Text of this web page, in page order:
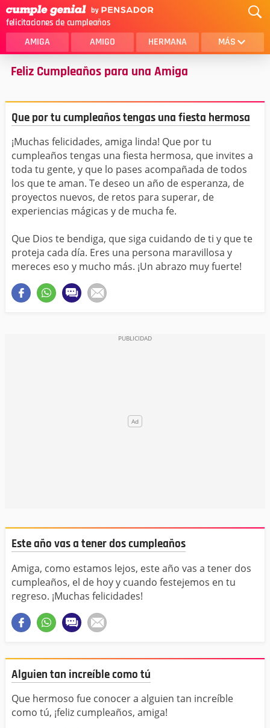
felicitaciones de cumpleaños
AMIGA AMIGO HERMANA MÁS
MAMA
SOBRINA
HIJA
HERMANO
HIJO
NOVIA
ESPOSO
PAPA
HOMBRE
TIA
ALGUIEN ESPECIAL
PRIMO
TODAS LAS CATEGORÍAS
Feliz Cumpleaños para una Amiga
Que por tu cumpleaños tengas una fiesta hermosa
¡Muchas felicidades, amiga linda! Que por tu
cumpleaños tengas una fiesta hermosa, que invites a
toda tu gente, y que lo pases acompañada de todos
los que te aman. Te deseo un año de esperanza, de
proyectos nuevos, de retos para superar, de
experiencias mágicas y de mucha fe.
Que Dios te bendiga, que siga cuidando de ti y que te
proteja cada día. Eres una persona maravillosa y
mereces eso y mucho más. ¡Un abrazo muy fuerte!
Este año vas a tener dos cumpleaños
Amiga, como estamos lejos, este año vas a tener dos
cumpleaños, el de hoy y cuando festejemos en tu
regreso. ¡Muchas felicidades!
Alguien tan increíble como tú
Que hermoso fue conocer a alguien tan increíble
como tú, ¡feliz cumpleaños, amiga!